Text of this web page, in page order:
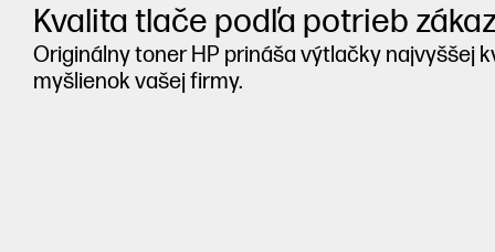
Kvalita tlače podľa potrieb
Originálny toner HP prináša výtlačky najvyššej
myšlienok vašej firmy.